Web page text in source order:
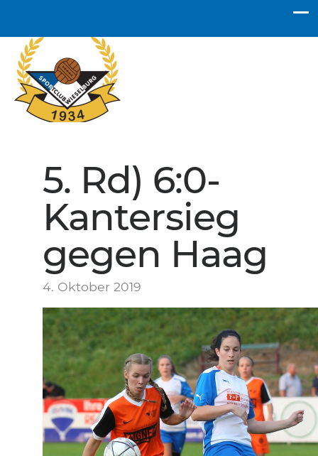
5. Rd) 6:0-
Kantersieg
gegen Haag
4. Oktober 2019